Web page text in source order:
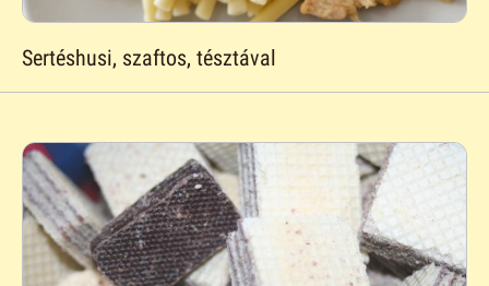
Sertéshusi, szaftos, tésztával